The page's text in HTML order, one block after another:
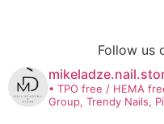
Follow us
• TPO free / HEMA
Group, Trendy Nails,